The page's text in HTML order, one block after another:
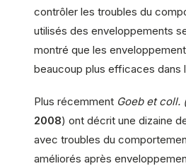
contrôler les troubles du
utilisés des enveloppements
montré que les
beaucoup plus efficaces dans
Plus récemment Goeb et coll.
2008) ont décrit une dizaine
avec troubles du
améliorés après